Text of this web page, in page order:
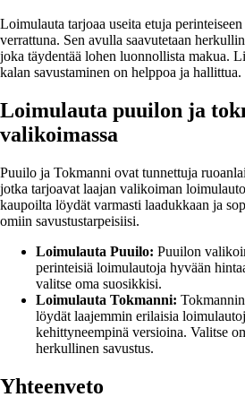
Loimulauta tarjoaa useita etuja perinteiseen
verrattuna. Sen avulla saavutetaan
joka täydentää lohen luonnollista makua.
kalan savustaminen on helppoa ja hallittua.
Loimulauta puuilon ja
valikoimassa
Puuilo ja Tokmanni ovat tunnettuja
jotka tarjoavat laajan valikoiman
kaupoilta löydät varmasti laadukkaan ja
omiin savustustarpeisiisi.
Loimulauta Puuilo: Puuilon
perinteisiä loimulautoja hyvään
valitse oma suosikkisi.
Loimulauta Tokmanni:
löydät laajemmin erilaisia
kehittyneempinä versioina. Valitse
herkullinen savustus.
Yhteenveto